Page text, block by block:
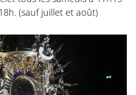
(sauf juillet et août)